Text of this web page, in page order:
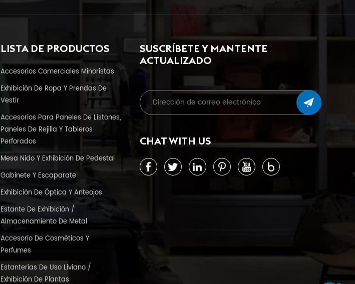
LISTA DE PRODUCTOS
Accesorios Comerciales Minoristas
Exhibición De Ropa Y Prendas De
Vestir
Accesorios Para Paneles De Listones,
Paneles De Rejilla Y Tableros
Perforados
Mesa Nido Y Exhibición De Pedestal
Gabinete Y Escaparate
Exhibición De Óptica Y Anteojos
Estante De Exhibición /
Almacenamiento De Metal
Accesorio De Cosméticos Y
Perfumes
Estanterías De Uso Liviano /
Exhibición De Plantas
SUSCRÍBETE Y MANTENTE
ACTUALIZADO
CHAT WITH US